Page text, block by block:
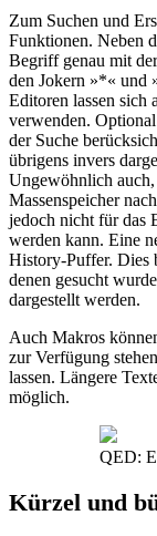
Zum Suchen und
Funktionen. Neben
Begriff genau mit
den Jokern »*« und
Editoren lassen sich
verwenden.
der Suche
übrigens invers
Ungewöhnlich auch,
Massenspeicher
jedoch nicht für das
werden kann. Eine
History-Puffer. Dies
denen gesucht
dargestellt werden.
Auch Makros
zur Verfügung
lassen. Längere
möglich.
QED:
Kürzel und